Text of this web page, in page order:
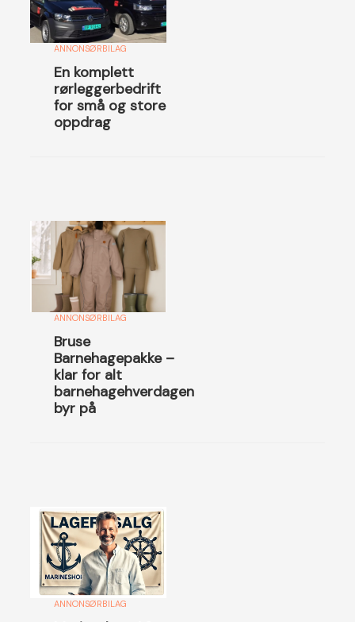
ANNONSØRBILAG
En komplett
rørleggerbedrift
for små og store
oppdrag
ANNONSØRBILAG
Bruse
Barnehagepakke –
klar for alt
barnehagehverdagen
byr på
ANNONSØRBILAG